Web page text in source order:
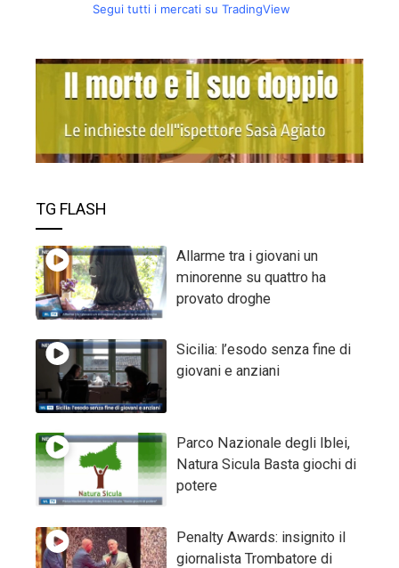
Segui tutti i mercati su TradingView
TG FLASH
Allarme tra i giovani un
minorenne su quattro ha
provato droghe
Sicilia: l’esodo senza fine di
giovani e anziani
Parco Nazionale degli Iblei,
Natura Sicula Basta giochi di
potere
Penalty Awards: insignito il
giornalista Trombatore di